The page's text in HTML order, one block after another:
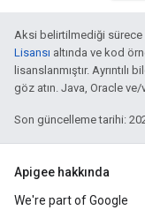
Aksi belirtilmediği sürece
Lisansı altında ve kod
lisanslanmıştır. Ayrıntılı
göz atın. Java, Oracle ve/
Son güncelleme tarihi:
Apigee hakkında
We're part of Google